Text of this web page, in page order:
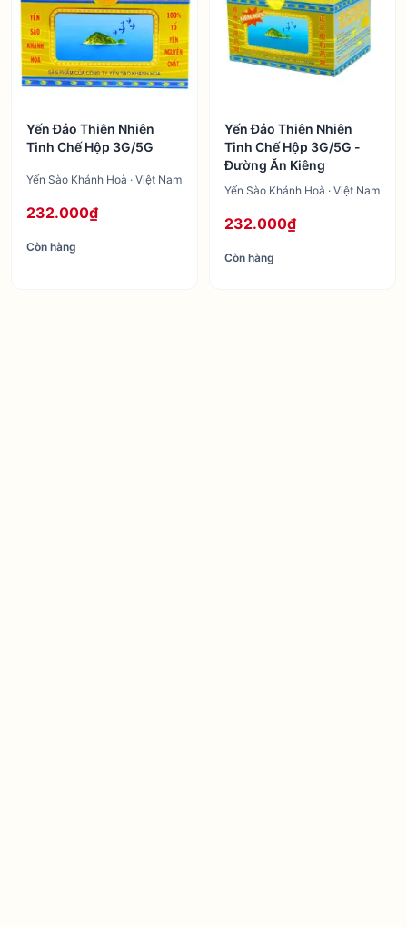
Yến Đảo Thiên Nhiên
Tinh Chế Hộp 3G/5G
Yến Sào Khánh Hoà · Việt Nam
232.000₫
Còn hàng
Yến Đảo Thiên Nhiên
Tinh Chế Hộp 3G/5G -
Đường Ăn Kiêng
Yến Sào Khánh Hoà · Việt Nam
232.000₫
Còn hàng